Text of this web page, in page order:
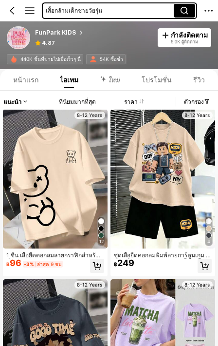
เสื้อกล้ามเด็กชายวัยรุ่น
FunPark KIDS
4.87
กำลังติดตาม
5.9K ผู้ติดตาม
440K ชิ้นที่ขายไปเมื่อเร็วๆ นี้ 54K ซื้อซ้ำ
หน้าแรก ไอเทม ใหม่ โปรโมชั่น รีวิว
แนะนำ ที่นิยมมากที่สุด ราคา ตัวกรอง
8-12 Years
12
1 ชิ้น เสื้อยืดคอกลมลายกราฟิกสำหรับเ
ด็กผู้ชาย ลายหมีคู่ (ตา X) เท่ ทรงโอเวอ
ร์ไซส์ ผ้าเนื้อนุ่มสบาย เหมาะสำหรับสว
฿96 -3% ล่าสุด 9 ชม
8-12 Years
8-12 Years
4
ชุดเสื้อยืดคอกลมพิมพ์ลายการ์ตูนเกม ส
ไตล์เด็กผู้ชายและกางเกงขาสั้น 2 ชิ้น/เ
ซ็ต, ชุดแฟชั่นและสบายสำหรับฤดูร้อน,
฿249
8-12 Years